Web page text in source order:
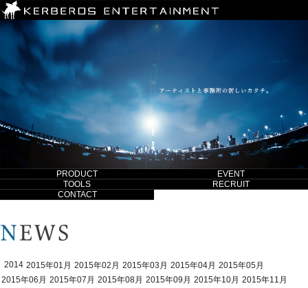
PRODUCT
EVENT
TOOLS
RECRUIT
CONTACT
2014 2015年01月 2015年02月 2015年03月 2015年04月 2015年05月
2015年06月 2015年07月 2015年08月 2015年09月 2015年10月 2015年11月